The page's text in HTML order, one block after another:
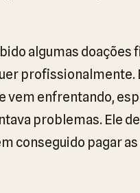
algumas doações
profissionalmente.
vem enfrentando,
problemas. Ele
conseguido pagar